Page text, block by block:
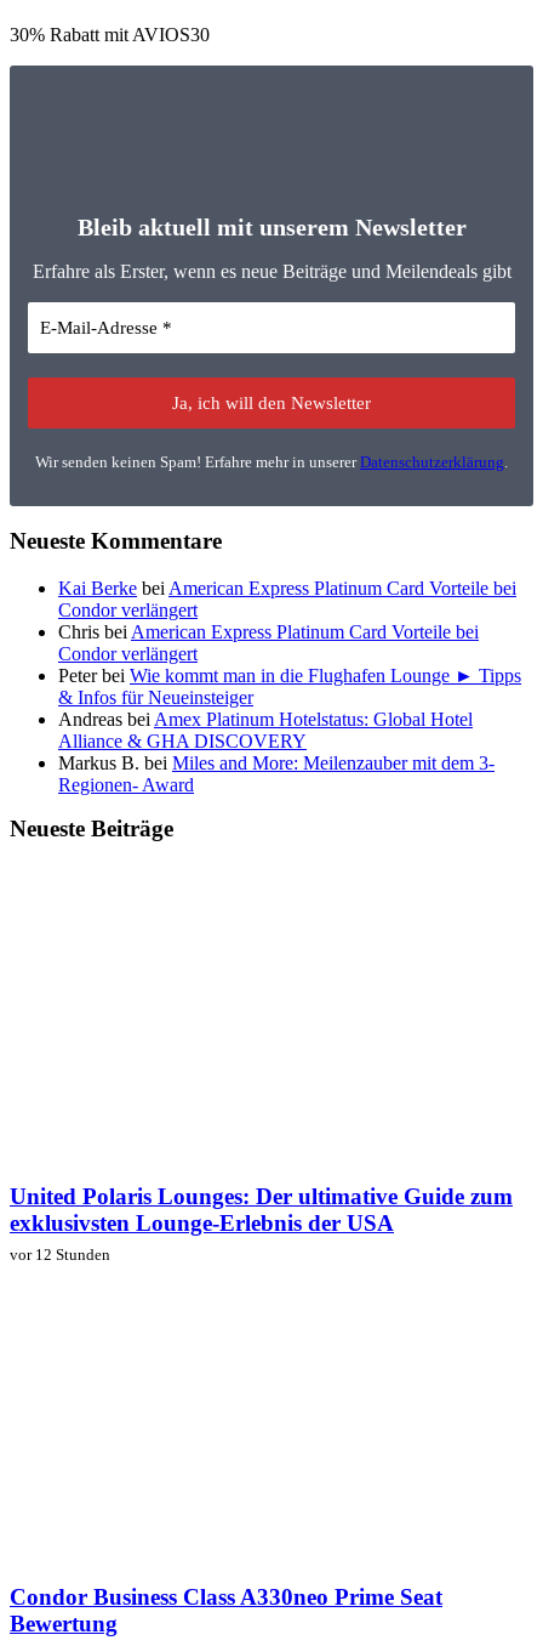
30% Rabatt mit AVIOS30
Bleib aktuell mit unserem Newsletter
Erfahre als Erster, wenn es neue Beiträge und Meilendeals gibt
Wir senden keinen Spam! Erfahre mehr in unsererDatenschutzerklärung
Neueste Kommentare
Kai Berke bei American Express Platinum Card Vorteile bei
Condor verlängert
Chris bei American Express Platinum Card Vorteile bei
Condor verlängert
Peterbei Wie kommt man in die Flughafen Lounge ► Tipps
& Infos für Neueinsteiger
Andreas bei Amex Platinum Hotelstatus: Global Hotel
Alliance & GHA DISCOVERY
Markus B. bei Miles and More: Meilenzauber mit dem 3-
Regionen- Award
Neueste Beiträge
United Polaris Lounges: Der ultimative Guide zum
exklusivsten Lounge-Erlebnis der USA
vor 12 Stunden
Condor Business Class A330neo Prime Seat
Bewertung